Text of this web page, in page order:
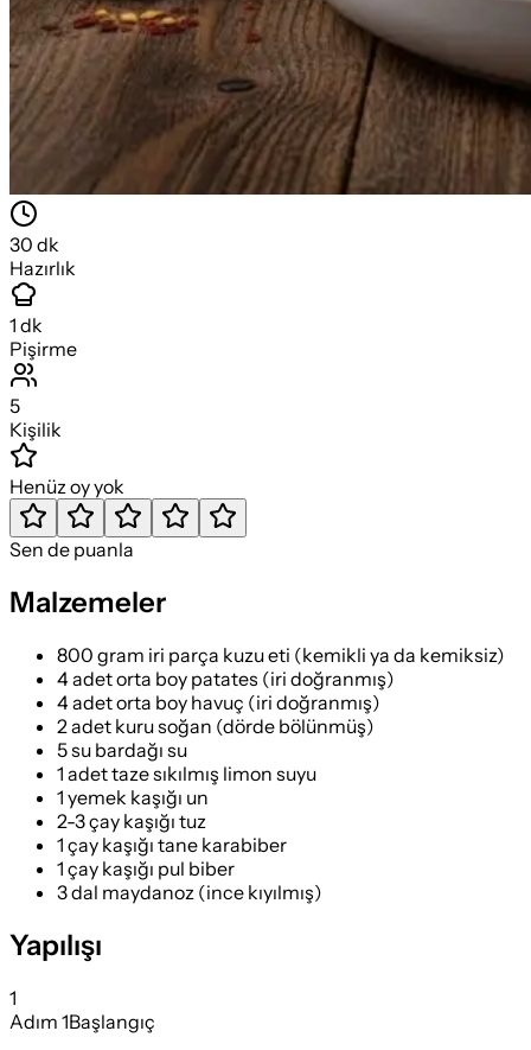
30 dk
Hazırlık
1 dk
Pişirme
5
Kişilik
Henüz oy yok
Sen de puanla
Malzemeler
800 gram iri parça kuzu eti (kemikli ya da kemiksiz)
4 adet orta boy patates (iri doğranmış)
4 adet orta boy havuç (iri doğranmış)
2 adet kuru soğan (dörde bölünmüş)
5 su bardağı su
1 adet taze sıkılmış limon suyu
1 yemek kaşığı un
2-3 çay kaşığı tuz
1 çay kaşığı tane karabiber
1 çay kaşığı pul biber
3 dal maydanoz (ince kıyılmış)
Yapılışı
1
Adım 1Başlangıç